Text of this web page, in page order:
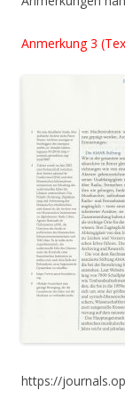
Anmerkung 3
https://